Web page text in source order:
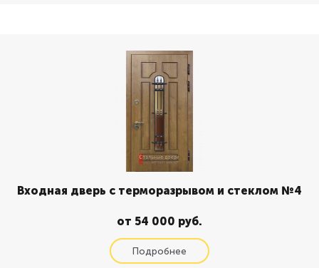
Входная дверь с терморазрывом и стеклом №4
от 54 000 руб.